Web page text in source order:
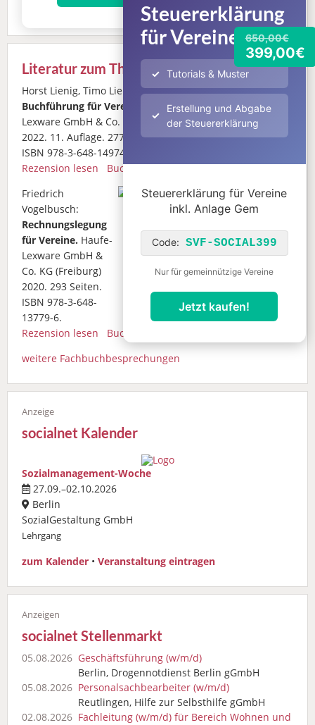
650,00€
399,00€
Steuererklärung
für Vereine
Tutorials & Muster
Erstellung und Abgabe
der Steuererklärung
Steuererklärung für Vereine
inkl. Anlage Gem
Code: SVF-SOCIAL399
Nur für gemeinnützige Vereine
Jetzt kaufen!
Literatur zum Thema
Horst Lienig, Timo Lienig:Praktische
Buchführung für Vereine.
Haufe-
Lexware GmbH & Co. KG (Freiburg)
2022. 11. Auflage. 277 Seiten.
ISBN 978-3-648-14974-4.
Rezension lesen
Buch bestellen
Friedrich
Vogelbusch:
Rechnungslegung
für Vereine. Haufe-
Lexware GmbH &
Co. KG (Freiburg)
2020. 293 Seiten.
ISBN 978-3-648-
13779-6.
Rezension lesen
Buch bestellen
weitere Fachbuchbesprechungen
socialnet Kalender
Sozialmanagement-Woche
27.09.–02.10.2026
Berlin
SozialGestaltung GmbH
Lehrgang
zum Kalender • Veranstaltung eintragen
socialnet Stellenmarkt
05.08.2026 Geschäftsführung (w/m/d)
Berlin, Drogennotdienst Berlin gGmbH
05.08.2026 Personalsach­bearbeiter (w/m/d)
Reutlingen, Hilfe zur Selbsthilfe gGmbH
02.08.2026 Fachleitung (w/m/d) für Bereich Wohnen und